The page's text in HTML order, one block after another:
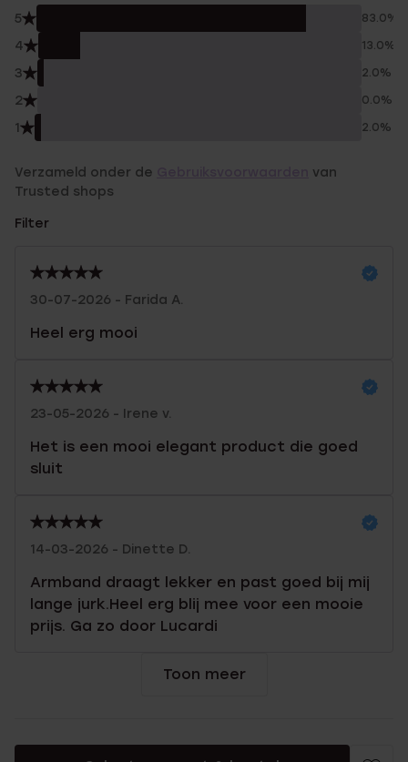
5 83.0%
4 13.0%
3 2.0%
2 0.0%
1 2.0%
Verzameld onder de
van
Trusted shops
Filter
30-07-2026 - Farida A.
Heel erg mooi
23-05-2026 - Irene v.
Het is een mooi elegant product die goed
sluit
14-03-2026 - Dinette D.
Armband draagt lekker en past goed bij mij
lange jurk.Heel erg blij mee voor een mooie
prijs. Ga zo door Lucardi
Toon meer